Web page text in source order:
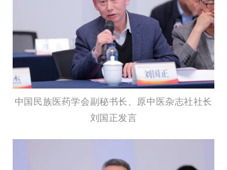
中国民族医药学会副秘书长、原中医杂志社社长
刘国正发言